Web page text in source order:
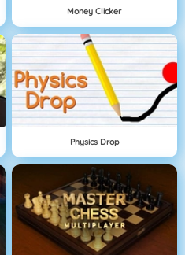
Money Clicker
Physics Drop